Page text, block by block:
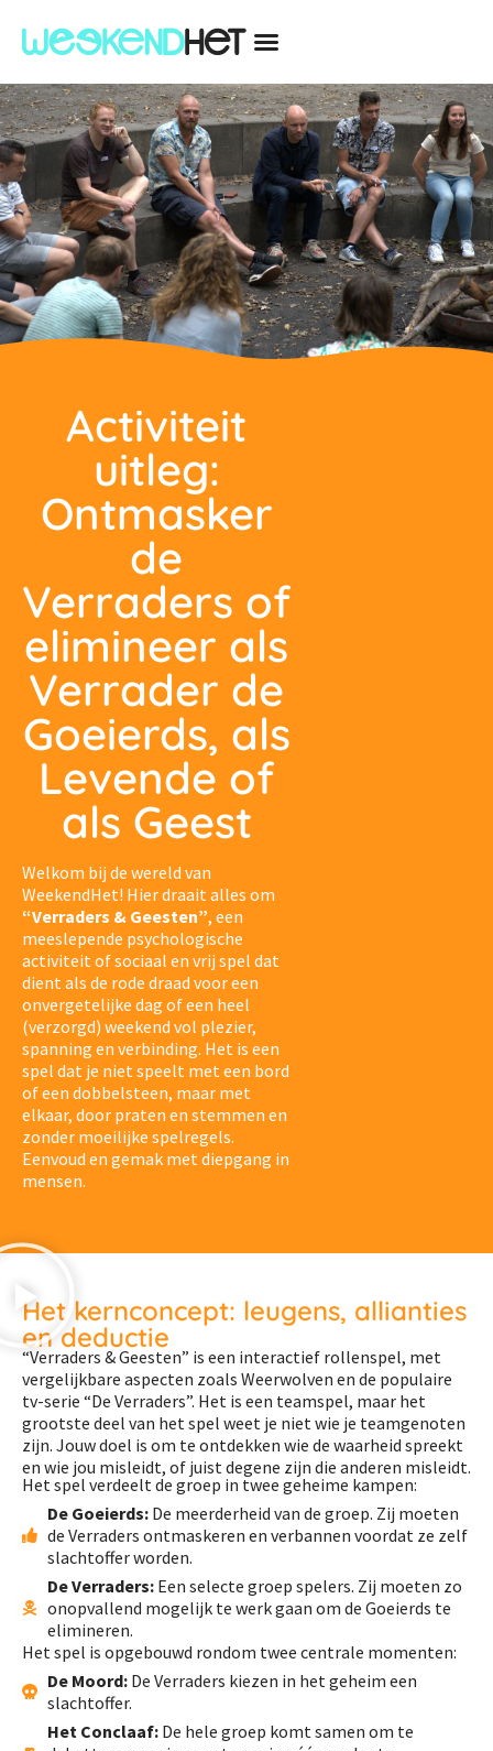
Activiteit
uitleg:
Ontmasker
de
Verraders of
elimineer als
Verrader de
Goeierds, als
Levende of
als Geest
Welkom bij de wereld van
WeekendHet! Hier draait alles om
“Verraders & Geesten”, een
meeslepende psychologische
activiteit of sociaal en vrij spel dat
dient als de rode draad voor een
onvergetelijke dag of een heel
(verzorgd) weekend vol plezier,
spanning en verbinding. Het is een
spel dat je niet speelt met een bord
of een dobbelsteen, maar met
elkaar, door praten en stemmen en
zonder moeilijke spelregels.
Eenvoud en gemak met diepgang in
mensen.
Het kernconcept: leugens, allianties
en deductie
“Verraders & Geesten” is een interactief rollenspel, met
vergelijkbare aspecten zoals Weerwolven en de populaire
tv-serie “De Verraders”. Het is een teamspel, maar het
grootste deel van het spel weet je niet wie je teamgenoten
zijn. Jouw doel is om te ontdekken wie de waarheid spreekt
en wie jou misleidt, of juist degene zijn die anderen misleidt.
Het spel verdeelt de groep in twee geheime kampen:
De Goeierds:De meerderheid van de groep. Zij moeten
de Verraders ontmaskeren en verbannen voordat ze zelf
slachtoffer worden.
De Verraders:Een selecte groep spelers. Zij moeten zo
onopvallend mogelijk te werk gaan om de Goeierds te
elimineren.
Het spel is opgebouwd rondom twee centrale momenten:
De Moord:De Verraders kiezen in het geheim een
slachtoffer.
Het Conclaaf:De hele groep komt samen om te